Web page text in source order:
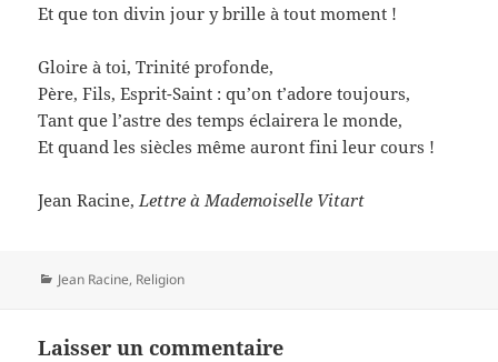
Et que ton divin jour y brille à tout moment !
Gloire à toi, Trinité profonde,
Père, Fils, Esprit-Saint : qu’on t’adore toujours,
Tant que l’astre des temps éclairera le monde,
Et quand les siècles même auront fini leur cours !
Jean Racine, Lettre à Mademoiselle Vitart
Catégories
Jean Racine, Religion
Laisser un commentaire